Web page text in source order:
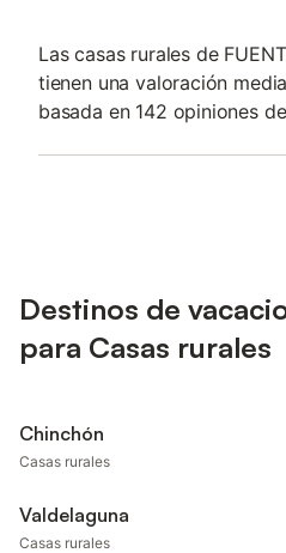
Las casas rurales de
tienen una valoración
basada en 142 opiniones
Destinos de
para Casas rurales
Chinchón
Casas rurales
Valdelaguna
Casas rurales